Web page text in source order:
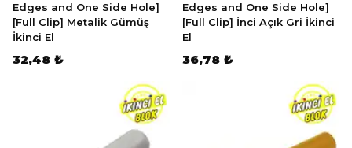
Edges and One Side Hole]
[Full Clip] Metalik Gümüş
İkinci El
32,48 ₺
Edges and One Side Hole]
[Full Clip] İnci Açık Gri İkinci
El
36,78 ₺